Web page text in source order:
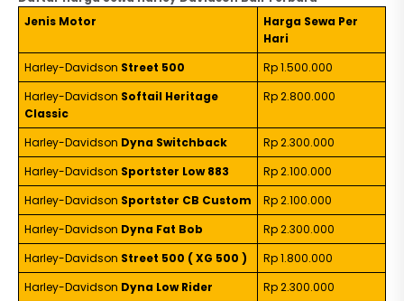
Jenis Motor
Harga Sewa Per
Hari
Harley-Davidson Street 500
Rp 1.500.000
Harley-Davidson Softail Heritage
Classic
Rp 2.800.000
Harley-Davidson Dyna Switchback
Rp 2.300.000
Harley-Davidson Sportster Low 883
Rp 2.100.000
Harley-Davidson Sportster CB Custom
Rp 2.100.000
Harley-Davidson Dyna Fat Bob
Rp 2.300.000
Harley-Davidson Street 500 ( XG 500 )
Rp 1.800.000
Harley-Davidson Dyna Low Rider
Rp 2.300.000